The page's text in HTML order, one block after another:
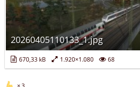
20260405110133_1.jpg
670,33 kB 1.920×1.080 68